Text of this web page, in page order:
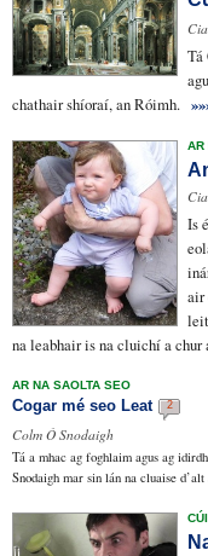
Tá
chathair shíoraí, an Róimh.
AR
Is
air
na leabhair is na cluichí a chur
AR NA SAOLTA SEO
Cogar mé seo Leat 2
Colm Ó Snodaigh
Tá a mhac ag foghlaim agus ag
Snodaigh mar sin lán na cluaise